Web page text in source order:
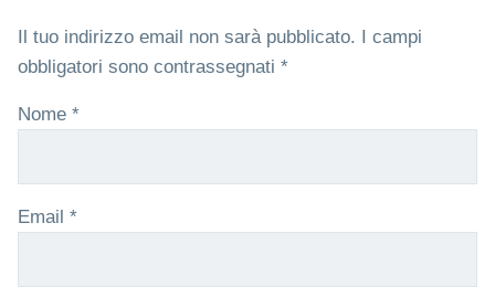
Il tuo indirizzo email non sarà pubblicato.
I campi
obbligatori sono contrassegnati *
Nome *
Email *